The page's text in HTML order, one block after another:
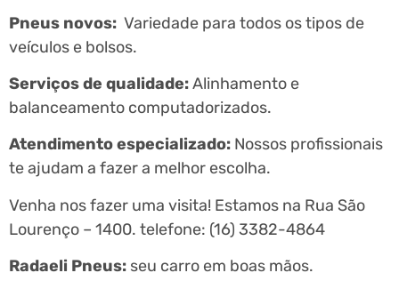
Pneus novos: Variedade para todos os tipos de
veículos e bolsos.
Serviços de qualidade:Alinhamento e
balanceamento computadorizados.
Atendimento especializado: Nossos profissionais
te ajudam a fazer a melhor escolha.
Venha nos fazer uma visita! Estamos na Rua São
Lourenço – 1400. telefone: (16) 3382-4864
Radaeli Pneus: seu carro em boas mãos.